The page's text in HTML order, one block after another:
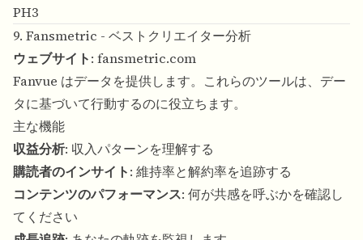
PH3
9. Fansmetric - ベストクリエイター分析
ウェブサイト: fansmetric.com
Fanvue はデータを提供します。これらのツールは、デー
タに基づいて行動するのに役立ちます。
主な機能
収益分析: 収入パターンを理解する
購読者のインサイト: 維持率と解約率を追跡する
コンテンツのパフォーマンス: 何が共感を呼ぶかを確認し
てください